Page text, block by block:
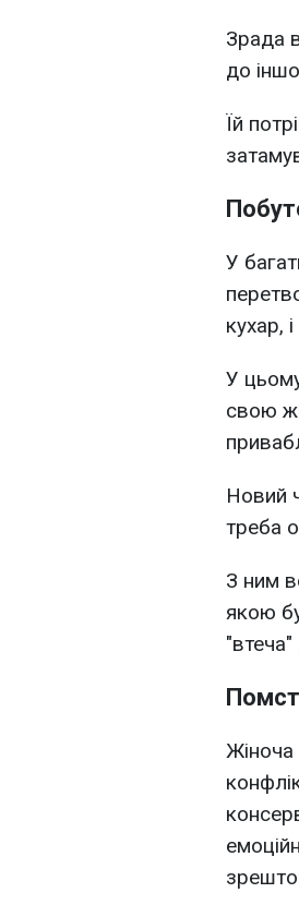
Зрада
до
Їй
У
кухар,
У
свою
Новий
треба
З ним
якою